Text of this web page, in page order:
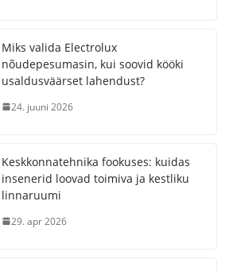
Miks valida Electrolux
nõudepesumasin, kui soovid kööki
usaldusväärset lahendust?
24. juuni 2026
Keskkonnatehnika fookuses: kuidas
insenerid loovad toimiva ja kestliku
linnaruumi
29. apr 2026